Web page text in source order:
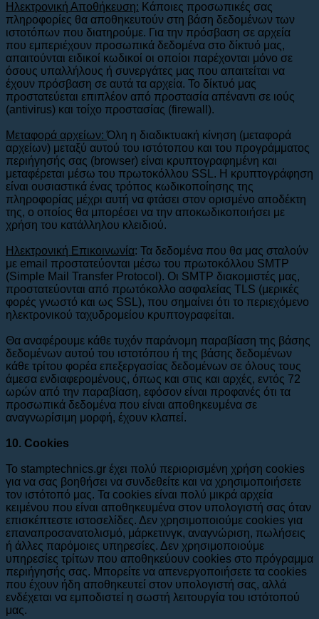
Ηλεκτρονική Αποθήκευση: Κάποιες προσωπικές σας
πληροφορίες θα αποθηκευτούν στη βάση δεδομένων των
ιστοτόπων που διατηρούμε. Για την πρόσβαση σε αρχεία
που εμπεριέχουν προσωπικά δεδομένα στο δίκτυό μας,
απαιτούνται ειδικοί κωδικοί οι οποίοι παρέχονται μόνο σε
όσους υπαλλήλους ή συνεργάτες μας που απαιτείται να
έχουν πρόσβαση σε αυτά τα αρχεία. Το δίκτυό μας
προστατεύεται επιπλέον από προστασία απέναντι σε ιούς
(antivirus) και τοίχο προστασίας (firewall).
Μεταφορά αρχείων:Όλη η διαδικτυακή κίνηση (μεταφορά
αρχείων) μεταξύ αυτού του ιστότοπου και του προγράμματος
περιήγησής σας (browser) είναι κρυπτογραφημένη και
μεταφέρεται μέσω του πρωτοκόλλου SSL. Η κρυπτογράφηση
είναι ουσιαστικά ένας τρόπος κωδικοποίησης της
πληροφορίας μέχρι αυτή να φτάσει στον ορισμένο αποδέκτη
της, ο οποίος θα μπορέσει να την αποκωδικοποιήσει με
χρήση του κατάλληλου κλειδιού.
Ηλεκτρονική Επικοινωνία: Τα δεδομένα που θα μας σταλούν
με email προστατεύονται μέσω του πρωτοκόλλου SMTP
(Simple Mail Transfer Protocol). Οι SMTP διακομιστές μας,
προστατεύονται από πρωτόκολλο ασφαλείας TLS (μερικές
φορές γνωστό και ως SSL), που σημαίνει ότι το περιεχόμενο
ηλεκτρονικού ταχυδρομείου κρυπτογραφείται.
Θα αναφέρουμε κάθε τυχόν παράνομη παραβίαση της βάσης
δεδομένων αυτού του ιστοτόπου ή της βάσης δεδομένων
κάθε τρίτου φορέα επεξεργασίας δεδομένων σε όλους τους
άμεσα ενδιαφερομένους, όπως και στις και αρχές, εντός 72
ωρών από την παραβίαση, εφόσον είναι προφανές ότι τα
προσωπικά δεδομένα που είναι αποθηκευμένα σε
αναγνωρίσιμη μορφή, έχουν κλαπεί.
10. Cookies
Το stamptechnics.gr έχει πολύ περιορισμένη χρήση cookies
για να σας βοηθήσει να συνδεθείτε και να χρησιμοποιήσετε
τον ιστότοπό μας. Τα cookies είναι πολύ μικρά αρχεία
κειμένου που είναι αποθηκευμένα στον υπολογιστή σας όταν
επισκέπτεστε ιστοσελίδες. Δεν χρησιμοποιούμε cookies για
επαναπροσανατολισμό, μάρκετινγκ, αναγνώριση, πωλήσεις
ή άλλες παρόμοιες υπηρεσίες. Δεν χρησιμοποιούμε
υπηρεσίες τρίτων που αποθηκεύουν cookies στο πρόγραμμα
περιήγησής σας. Μπορείτε να απενεργοποιήσετε τα cookies
που έχουν ήδη αποθηκευτεί στον υπολογιστή σας, αλλά
ενδέχεται να εμποδιστεί η σωστή λειτουργία του ιστότοπού
μας.